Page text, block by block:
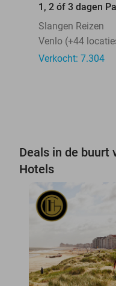
1, 2 óf 3 dagen
Slangen Reizen
Venlo (+44
Verkocht: 7.304
Deals in de buurt
Hotels